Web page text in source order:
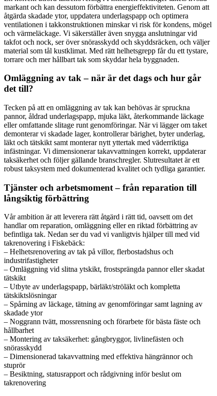
markant och kan dessutom förbättra energieffektiviteten. Genom att
åtgärda skadade ytor, uppdatera underlagspapp och optimera
ventilationen i takkonstruktionen minskar vi risk för kondens, mögel
och värmeläckage. Vi säkerställer även snygga anslutningar vid
takfot och nock, ser över snörasskydd och skyddsräcken, och väljer
material som tål kustklimat. Med rätt helhetsgrepp får du ett tystare,
torrare och mer hållbart tak som skyddar hela byggnaden.
Omläggning av tak – när är det dags och hur går
det till?
Tecken på att en omläggning av tak kan behövas är spruckna
pannor, åldrad underlagspapp, mjuka läkt, återkommande läckage
eller omfattande slitage runt genomföringar. När vi lägger om taket
demonterar vi skadade lager, kontrollerar bärighet, byter underlag,
läkt och tätskikt samt monterar nytt yttertak med väderriktiga
infästningar. Vi dimensionerar takavvattningen korrekt, uppdaterar
taksäkerhet och följer gällande branschregler. Slutresultatet är ett
robust taksystem med dokumenterad kvalitet och tydliga garantier.
Tjänster och arbetsmoment – från reparation till
långsiktig förbättring
Vår ambition är att leverera rätt åtgärd i rätt tid, oavsett om det
handlar om reparation, omläggning eller en riktad förbättring av
befintliga tak. Nedan ser du vad vi vanligtvis hjälper till med vid
takrenovering i Fiskebäck:
– Helhetsrenovering av tak på villor, flerbostadshus och
industrifastigheter
– Omläggning vid slitna ytskikt, frostsprängda pannor eller skadat
tätskikt
– Utbyte av underlagspapp, bärläkt/ströläkt och kompletta
tätskiktslösningar
– Spårning av läckage, tätning av genomföringar samt lagning av
skadade ytor
– Noggrann tvätt, mossrensning och förarbete för bästa fäste och
hållbarhet
– Montering av taksäkerhet: gångbryggor, livlinefästen och
snörasskydd
– Dimensionerad takavvattning med effektiva hängrännor och
stuprör
– Besiktning, statusrapport och rådgivning inför beslut om
takrenovering